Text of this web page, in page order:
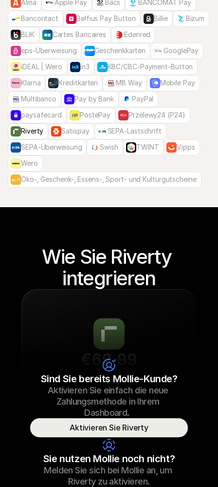
Alma Apple Pay Bacs
BANCOMAT Pay
Bancontact
Belfius Pay Button Billie
Bizum
BLIK
Cartes Bancaires
Edenred
eps-Überweisung
Geschenkkarten
GooglePay
iDEAL | Wero
in3
KBC/CBC-Payment-Button
Klarna
Kreditkarten MB Way
Mobile Pay
Multibanco
Pay by Bank
PayPal
paysafecard
PostePay
Przelewy24 (P24)
Riverty
Satispay
SEPA-Lastschrift
SEPA-Überweisung
Swish TWINT
Vipps
Wero
Öko-, Geschenk-, Essens-, Sport- und Kulturgutscheine
Wie Sie Riverty
integrieren
€69.99
Sneaker laces
Sneaker laces
23/09/2022 17:29 €69.99
Consumer name T. Otter
Sind Sie bereits Mollie-Kunde?
Aktivieren Sie einfach die neue
Zahlungsmethode in Ihrem
Dashboard.
Aktivieren Sie Riverty
Sie nutzen Mollie noch nicht?
Melden Sie sich bei Mollie an, um
Riverty zu aktivieren.